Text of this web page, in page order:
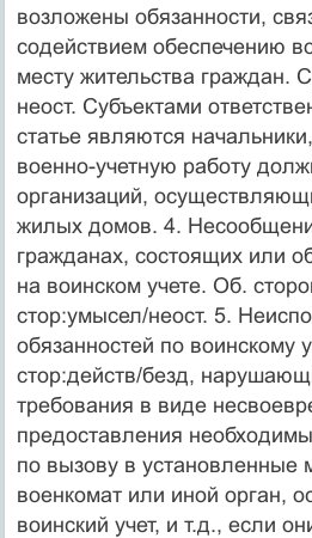
возложены обязанности,
содействием обеспечению
месту жительства граждан.
неост. Субъектами
статье являются
военно-учетную работу
организаций,
жилых домов. 4.
гражданах, состоящих или
на воинском учете. Об.
стор:умысел/неост. 5.
обязанностей по воинскому
стор:действ/безд,
требования в виде
предоставления
по вызову в установленные
военкомат или иной орган,
воинский учет, и т.д., если